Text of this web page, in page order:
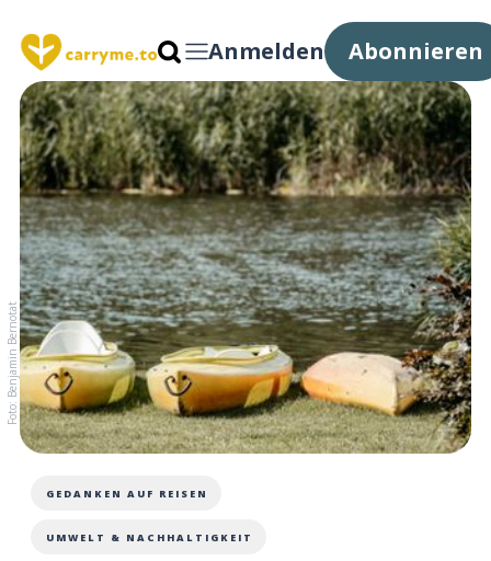
Anmelden Abonnieren
Foto: Benjamin Bernotat
GEDANKEN AUF REISEN
UMWELT & NACHHALTIGKEIT